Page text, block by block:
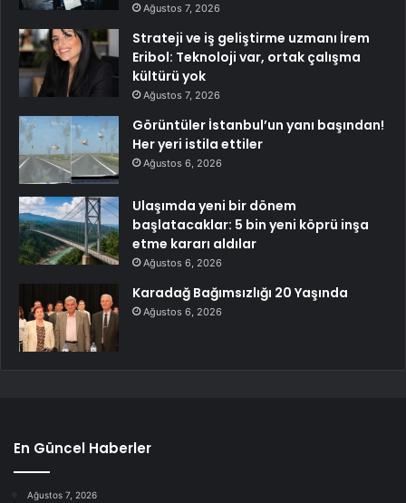
Ağustos 7, 2026
Strateji ve iş geliştirme uzmanı İrem
Eribol: Teknoloji var, ortak çalışma
kültürü yok
Ağustos 7, 2026
Görüntüler İstanbul’un yanı başından!
Her yeri istila ettiler
Ağustos 6, 2026
Ulaşımda yeni bir dönem
başlatacaklar: 5 bin yeni köprü inşa
etme kararı aldılar
Ağustos 6, 2026
Karadağ Bağımsızlığı 20 Yaşında
Ağustos 6, 2026
En Güncel Haberler
Ağustos 7, 2026